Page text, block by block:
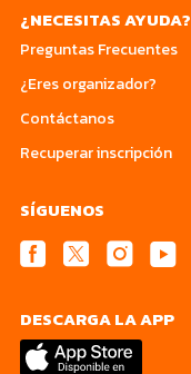
¿NECESITAS AYUDA?
Preguntas Frecuentes
¿Eres organizador?
Contáctanos
Recuperar inscripción
SÍGUENOS
DESCARGA LA APP